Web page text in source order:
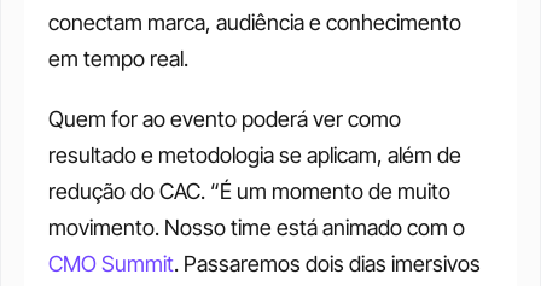
conectam marca, audiência e conhecimento
em tempo real.
Quem for ao evento poderá ver como
resultado e metodologia se aplicam, além de
redução do CAC. “É um momento de muito
CMO Summit. Passaremos dois dias imersivos